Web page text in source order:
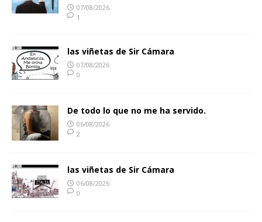
07/08/2026
1
las viñetas de Sir Cámara
07/08/2026
0
De todo lo que no me ha servido.
06/08/2026
2
las viñetas de Sir Cámara
06/08/2026
0